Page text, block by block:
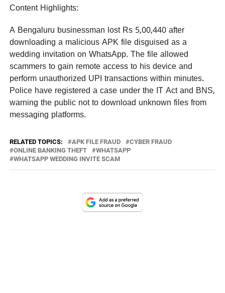
Content Highlights:
A Bengaluru businessman lost Rs 5,00,440 after
downloading a malicious APK file disguised as a
wedding invitation on WhatsApp. The file allowed
scammers to gain remote access to his device and
perform unauthorized UPI transactions within minutes.
Police have registered a case under the IT Act and BNS,
warning the public not to download unknown files from
messaging platforms.
RELATED TOPICS: APK FILE FRAUD
CYBER FRAUD
ONLINE BANKING THEFT
WHATSAPP
WHATSAPP WEDDING INVITE SCAM